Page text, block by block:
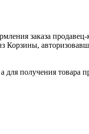
заказа
для получения